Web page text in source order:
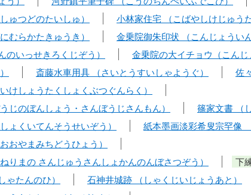
ゅつどのたいしゅ）
小林家住宅 （こばやしけじゅうた
むらかたきゅうき）
金乗院御朱印状 （こんじょうい
いっせきろくじぞう）
金乗院の大イチョウ（こんじ
斎藤水車用具 （さいとうすいしゃようぐ）
佐
けしょうたくしょくぶつぐんらく）
じのぼんしょう・さんぼうじさんもん）
篠家文書 （
ょくいてんそうせいぞう）
紙本墨画淡彩希叟宗罕像
おやまみちどうひょう）
りまの さんじゅうさんしょかんのんぼさつぞう）
下
たんのひ）
石神井城跡 （しゃくじいじょうあと）